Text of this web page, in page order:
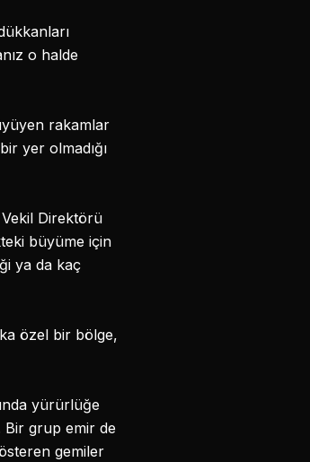
o halde
rakamlar
yer olmadığı
Direktörü
büyüme için
ya da kaç
özel bir bölge,
yürürlüğe
Bir grup emir de
gemiler